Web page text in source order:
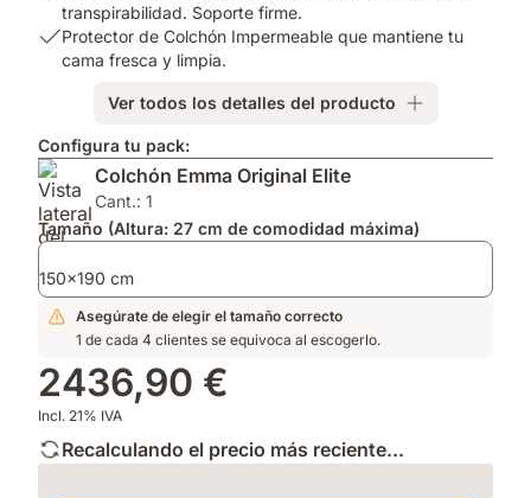
Original
Elite,
elegido
2026
por
su
innovación.
Almohada
Viscoelástica
para
mayor
transpirabilidad.
Soporte
firme.
transpirabilidad. Soporte firme.
USP
Impermeable
que
mantiene
tu
cama
fresca
y
limpia.
Protector de Colchón Impermeable que mantiene tu
cama fresca y limpia.
Ver todos los detalles del producto
Configura tu pack:
Colchón Emma Original Elite
Cant.: 1
Tamaño (Altura: 27 cm de comodidad máxima)
150x190 cm
Asegúrate de elegir el tamaño correcto
1 de cada 4 clientes se equivoca al escogerlo.
2436,90 €
Incl. 21% IVA
Recalculando el precio más reciente...